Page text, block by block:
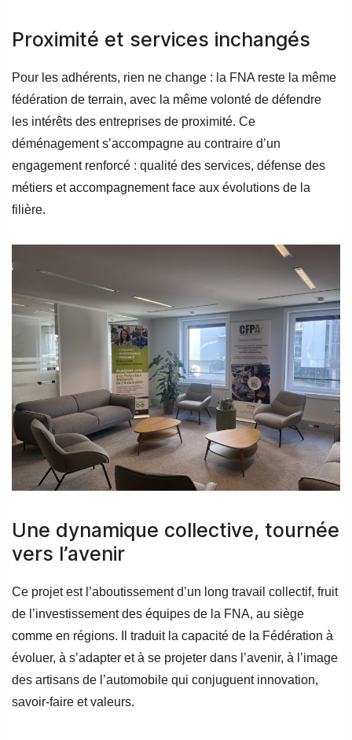
Proximité et services inchangés
Pour les adhérents, rien ne change : la FNA reste la même
fédération de terrain, avec la même volonté de défendre
les intérêts des entreprises de proximité. Ce
déménagement s’accompagne au contraire d’un
engagement renforcé : qualité des services, défense des
métiers et accompagnement face aux évolutions de la
filière.
Une dynamique collective, tournée
vers l’avenir
Ce projet est l’aboutissement d’un long travail collectif, fruit
de l’investissement des équipes de la FNA, au siège
comme en régions. Il traduit la capacité de la Fédération à
évoluer, à s’adapter et à se projeter dans l’avenir, à l’image
des artisans de l’automobile qui conjuguent innovation,
savoir-faire et valeurs.